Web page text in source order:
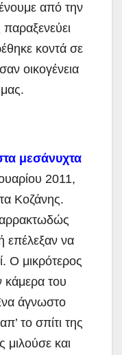
από την
κοντά σε
οικογένεια
μας.
μεσάνυχτα
2011,
Κοζάνης.
επέλεξαν να
Ο μικρότερος
κάμερα του
άγνωστο
το σπίτι της
μιλούσε και